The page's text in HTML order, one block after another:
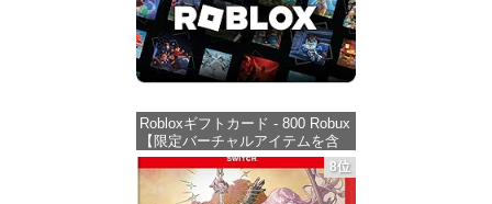
Robloxギフトカード - 800 Robux
【限定バーチャルアイテムを含
む】 【オンラインゲームコー
ド】 ロブロックス | オンライン
コード版
8位